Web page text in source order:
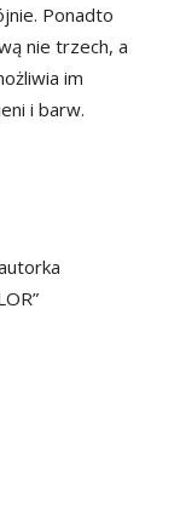
Ponadto
nie trzech, a
im
i barw.